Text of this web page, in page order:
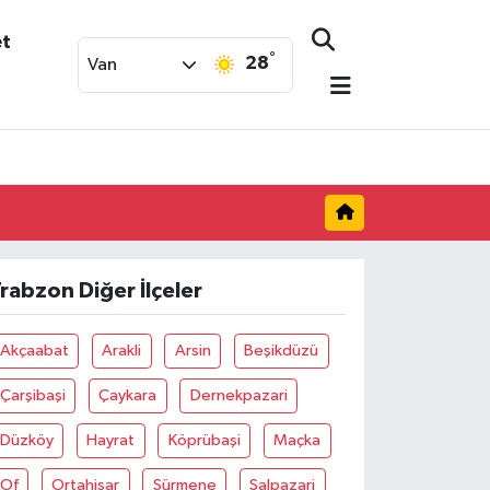
Van 28°
Diğer İlçeler
Akçaabat Arakli Arsin Beşikdüzü
Çarşibaşi Çaykara Dernekpazari
Düzköy Hayrat Köprübaşi Maçka
Of Ortahisar Sürmene Şalpazari